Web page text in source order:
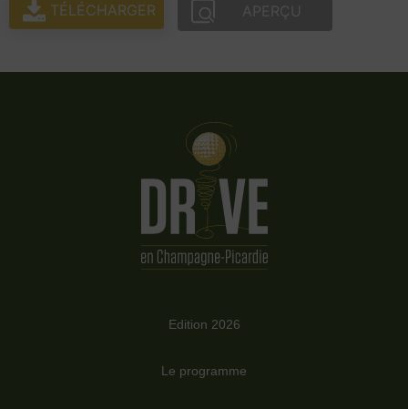
TÉLÉCHARGER APERÇU
Edition 2026
Le programme